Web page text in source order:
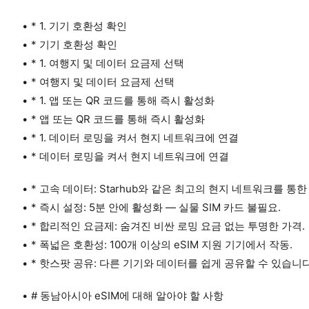
* 1. 기기 호환성 확인
* 기기 호환성 확인
* 1. 여행지 및 데이터 요금제 선택
* 여행지 및 데이터 요금제 선택
* 1. 앱 또는 QR 코드를 통해 즉시 활성화
* 앱 또는 QR 코드를 통해 즉시 활성화
* 1. 데이터 로밍을 켜서 현지 네트워크에 연결
* 데이터 로밍을 켜서 현지 네트워크에 연결
* 고속 데이터: Starhub와 같은 최고의 현지 네트워크를 통
* 즉시 설정: 5분 안에 활성화 — 실물 SIM 카드 불필요.
* 합리적인 요금제: 숨겨진 비싼 로밍 요금 없는 투명한 가격.
* 폭넓은 호환성: 100개 이상의 eSIM 지원 기기에서 작동.
* 핫스팟 공유: 다른 기기와 데이터를 쉽게 공유할 수 있습니
# 동남아시아 eSIM에 대해 알아야 할 사항